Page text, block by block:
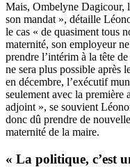
Mais, Ombelyne Dagicour,
son mandat », détaille
le cas « de quasiment tous
maternité, son employeur
prendre l’intérim à la tête
ne sera plus possible après
en décembre, l’exécutif
seulement avec la première
adjoint », se souvient
donc dû prendre de
maternité de la maire.
« La politique, c’est